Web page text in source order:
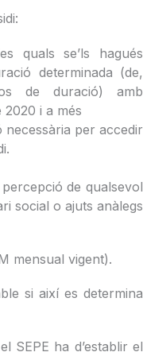
quals se’ls hagués
determinada (de,
de duració) amb
i a més
per accedir
de qualsevol
social o ajuts anàlegs
mensual vigent).
si així es determina
SEPE ha d’establir el